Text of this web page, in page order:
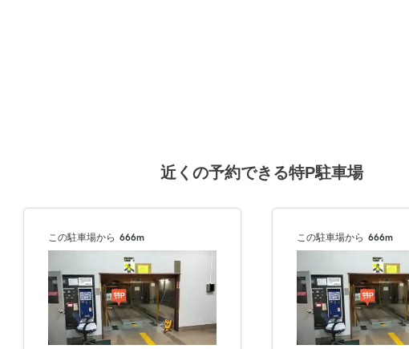
近くの予約できる特P駐車場
この駐車場から 666m この駐車場から 666m